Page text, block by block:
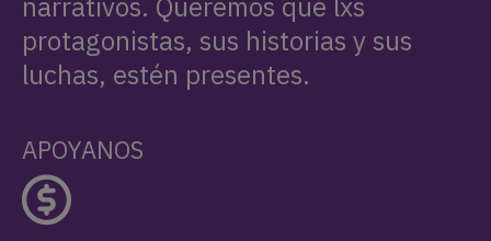
protagonistas, sus historias y sus
luchas, estén presentes.
APOYANOS